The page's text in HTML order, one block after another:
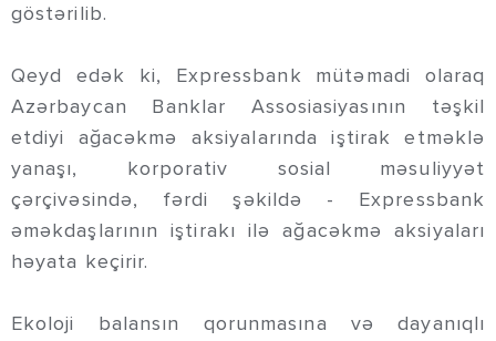
göstərilib.
Qeyd edək ki, Expressbank mütəmadi olaraq
Azərbaycan Banklar Assosiasiyasının təşkil
etdiyi ağacəkmə aksiyalarında iştirak etməklə
yanaşı, korporativ sosial məsuliyyət
çərçivəsində, fərdi şəkildə - Expressbank
əməkdaşlarının iştirakı ilə ağacəkmə aksiyaları
həyata keçirir.
Ekoloji balansın qorunmasına və dayanıqlı